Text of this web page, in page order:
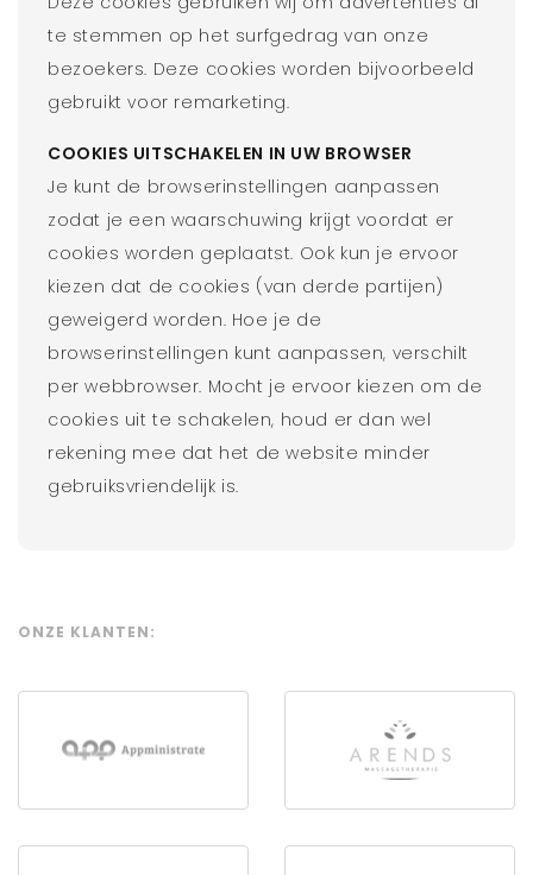
te stemmen op het surfgedrag van onze
bezoekers. Deze cookies worden bijvoorbeeld
gebruikt voor remarketing.
COOKIES UITSCHAKELEN IN UW BROWSER
Je kunt de browserinstellingen aanpassen
zodat je een waarschuwing krijgt voordat er
cookies worden geplaatst. Ook kun je ervoor
kiezen dat de cookies (van derde partijen)
geweigerd worden. Hoe je de
browserinstellingen kunt aanpassen, verschilt
per webbrowser. Mocht je ervoor kiezen om de
cookies uit te schakelen, houd er dan wel
rekening mee dat het de website minder
gebruiksvriendelijk is.
ONZE KLANTEN: